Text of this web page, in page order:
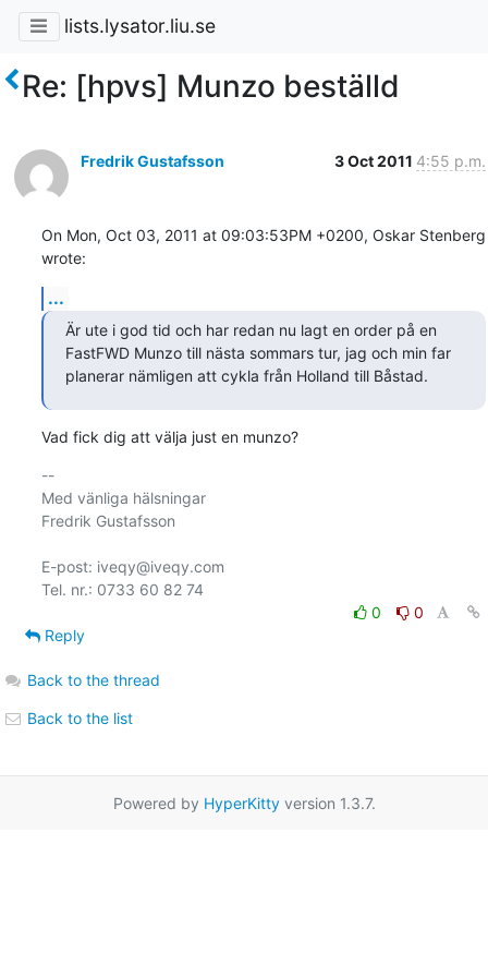
lists.lysator.liu.se
Re: [hpvs] Munzo beställd
Fredrik Gustafsson 3 Oct 2011 4:55 p.m.
On Mon, Oct 03, 2011 at 09:03:53PM +0200, Oskar Stenberg
wrote:
...
Är ute i god tid och har redan nu lagt en order på en
FastFWD Munzo till nästa sommars tur, jag och min far
planerar nämligen att cykla från Holland till Båstad.
Vad fick dig att välja just en munzo?
--
Med vänliga hälsningar
Fredrik Gustafsson
E-post: iveqy@iveqy.com
0
0
Reply
Back to the thread
Back to the list
Powered by HyperKittyversion 1.3.7.